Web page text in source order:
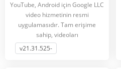
YouTube, Android için Google LLC
video hizmetinin resmi
uygulamasıdır. Tam erişime
sahip, videoları
v21.31.525-